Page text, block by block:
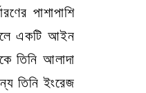
পাশাপাশি
একটি আইন
তিনি আলাদা
তিনি ইংরেজ